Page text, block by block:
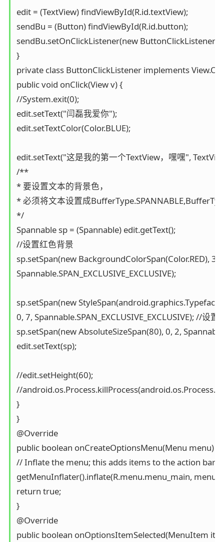
edit = (TextView) findViewById(R.id.textView);
sendBu = (Button) findViewById(R.id.button);
sendBu.setOnClickListener(new
}
private class ButtonClickListener implements
public void onClick(View v) {
//System.exit(0);
edit.setText("闫磊我爱你");
edit.setTextColor(Color.BLUE);
edit.setText("这是我的第一个TextView，嘿嘿",
/**
* 要设置文本的背景色，
* 必须将文本设置成
*/
Spannable sp = (Spannable) edit.getText();
//设置红色背景
sp.setSpan(new BackgroundColorSpan(Color.RED), 3,
Spannable.SPAN_EXCLUSIVE_EXCLUSIVE);
sp.setSpan(new
0, 7, Spannable.SPAN_EXCLUSIVE_EXCLUSIVE); //设置
sp.setSpan(new AbsoluteSizeSpan(80), 0, 2,
edit.setText(sp);
//edit.setHeight(60);
//
}
}
@Override
public boolean onCreateOptionsMenu(Menu menu) {
// Inflate the menu; this adds items to the action bar
getMenuInflater().inflate(R.menu.menu_main, menu);
return true;
}
@Override
public boolean onOptionsItemSelected(MenuItem